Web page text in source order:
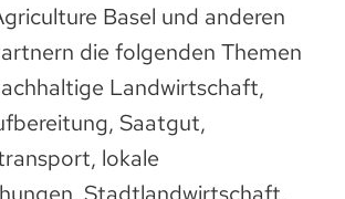
Basel und anderen
die folgenden Themen
Landwirtschaft,
Saatgut,
lokale
Stadtlandwirtschaft,